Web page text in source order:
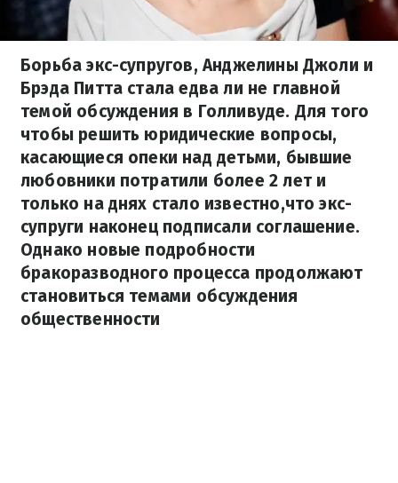
Борьба экс-супругов, Анджелины Джоли и
Брэда Питта стала едва ли не главной
темой обсуждения в Голливуде. Для того
чтобы решить юридические вопросы,
касающиеся опеки над детьми, бывшие
любовники потратили более 2 лет и
только на днях стало известно,что экс-
супруги наконец подписали соглашение.
Однако новые подробности
бракоразводного процесса продолжают
становиться темами обсуждения
общественности